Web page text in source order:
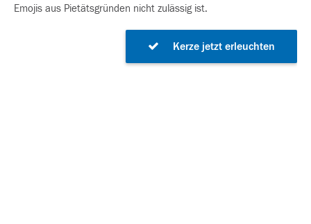
Emojis aus Pietätsgründen nicht zulässig ist.
Kerze jetzt erleuchten